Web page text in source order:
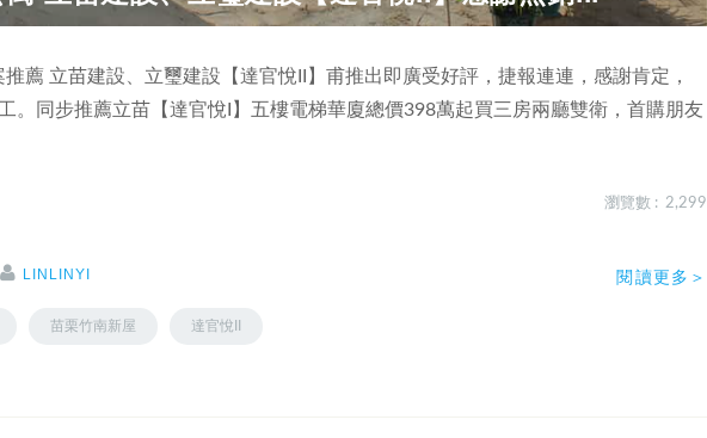
薦 立苗建設、立璽建設【達官悅II】甫推出即廣受好評，捷報連連，感謝肯定，
。同步推薦立苗【達官悅I】五樓電梯華廈總價398萬起買三房兩廳雙衛，首購朋友
瀏覽數 : 2,299
LINLINYI
苗栗竹南新屋 達官悅II
閱讀更多＞